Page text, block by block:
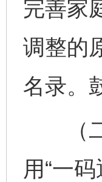
完善家
调整的
名录。
（二
用“一